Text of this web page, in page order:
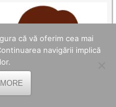
că vă oferim cea mai
navigării implică